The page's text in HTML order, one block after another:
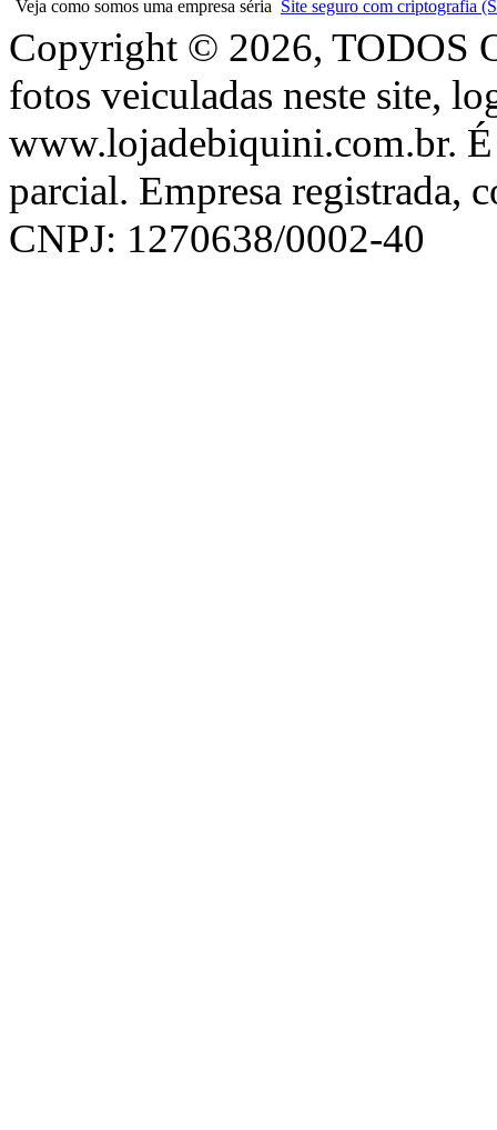
Veja como somos uma empresa séria Site seguro com criptografia
Copyright © 2026, TODOS
fotos veiculadas neste site,
www.lojadebiquini.com.br. É
parcial. Empresa registrada,
CNPJ: 1270638/0002-40